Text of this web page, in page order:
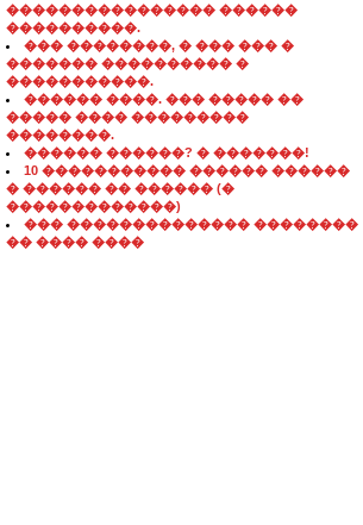
���������������� ������
����������.
��� ��������, � ��� ��� �
������� ���������� �
�����������.
������ ����. ��� ����� ��
����� ���� ���������
��������.
������ ������? � �������!
10 ����������� ������ ������
� ������ �� ������ (�
�������������)
��� �������������� ��������
�� ���� ����